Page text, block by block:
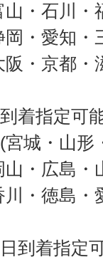
山・石川・
岡・愛知・
阪・京都・
着指定可
宮城・山形
山・広島・
川・徳島・
到着指定